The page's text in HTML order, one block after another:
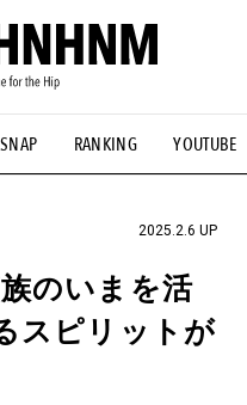
SNAP RANKING YOUTUBE
#マイナーグッド図鑑
#FASHION #MUSIC
2025.2.6 UP
のいまを活
スピリットが